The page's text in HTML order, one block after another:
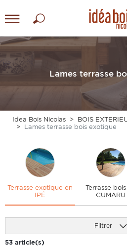
Lames terrasse
Idea Bois Nicolas BOIS
Lames terrasse bois exotique
Terrasse exotique en
IPÉ
Terrasse
CUMARU
Filtrer
53 article(s)